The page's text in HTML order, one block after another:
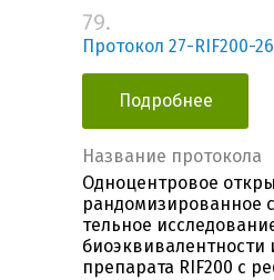
79.
Протокол 27-RIF200-26
Подробнее
Название протокола
Одноцентровое
рандомизированное
тельное
биоэквивалентности
препарата RIF200 c